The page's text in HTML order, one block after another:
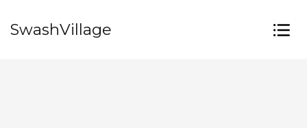
SwashVillage